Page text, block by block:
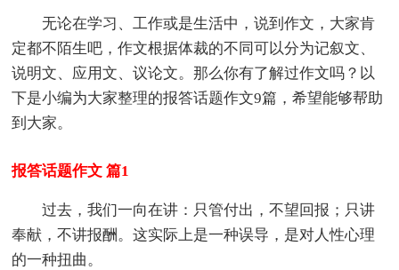
无论在学习、工作或是生活中，说到作文，大家肯
定都不陌生吧，作文根据体裁的不同可以分为记叙文、
说明文、应用文、议论文。那么你有了解过作文吗？以
下是小编为大家整理的报答话题作文9篇，希望能够帮助
到大家。
报答话题作文 篇1
过去，我们一向在讲：只管付出，不望回报；只讲
奉献，不讲报酬。这实际上是一种误导，是对人性心理
的一种扭曲。